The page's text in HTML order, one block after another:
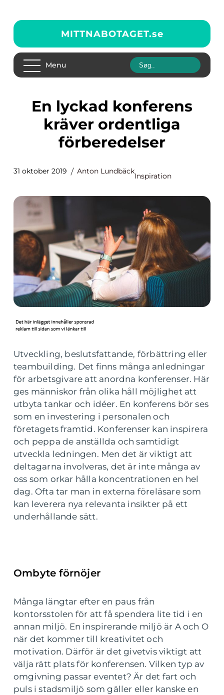
MITTNABOTAGET.se
Menu
En lyckad konferens
kräver ordentliga
förberedelser
31 oktober 2019 Anton Lundbäck
Inspiration
Utveckling, beslutsfattande, förbättring eller
teambuilding. Det finns många anledningar
för arbetsgivare att anordna konferenser. Här
ges människor från olika håll möjlighet att
utbyta tankar och idéer. En konferens bör ses
som en investering i personalen och
företagets framtid. Konferenser kan inspirera
och peppa de anställda och samtidigt
utveckla ledningen. Men det är viktigt att
deltagarna involveras, det är inte många av
oss som orkar hålla koncentrationen en hel
dag. Ofta tar man in externa föreläsare som
kan leverera nya relevanta insikter på ett
underhållande sätt.
Ombyte förnöjer
Många längtar efter en paus från
kontorsstolen för att få spendera lite tid i en
annan miljö. En inspirerande miljö är A och O
när det kommer till kreativitet och
motivation. Därför är det givetvis viktigt att
välja rätt plats för konferensen. Vilken typ av
omgivning passar eventet? Är det fart och
puls i stadsmiljö som gäller eller kanske en